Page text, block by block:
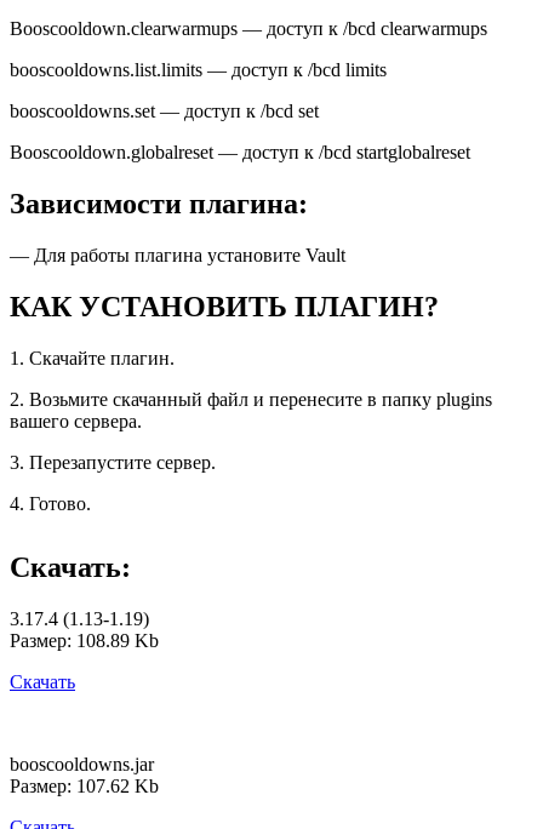
Booscooldown.clearwarmups — доступ к /bcd clearwarmups
booscooldowns.list.limits — доступ к /bcd limits
booscooldowns.set — доступ к /bcd set
Booscooldown.globalreset — доступ к /bcd startglobalreset
Зависимости плагина:
— Для работы плагина установите Vault
КАК УСТАНОВИТЬ ПЛАГИН?
1. Скачайте плагин.
2. Возьмите скачанный файл и перенесите в папку plugins
вашего сервера.
3. Перезапустите сервер.
4. Готово.
Скачать:
3.17.4 (1.13-1.19)
Размер: 108.89 Kb
Скачать
booscooldowns.jar
Размер: 107.62 Kb